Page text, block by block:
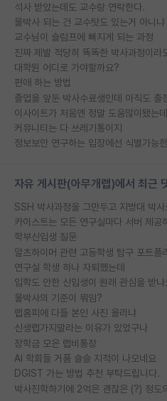
석사 받았는데도 교수랑 연락한다.
물박사 되는 건 교수탓도 있는거 아니냐
교수님이 슬럼프에 빠지게 되는 과정
대학원 어디로 가야할까요?
편애 하는 방법
졸업을 앞둔 박사수료생인데 아직도 출
이사이트가 처음엔 정말 도움많이됐는데
커뮤니티는 다 쓰레기통이지
자유 게시판(아무개랩)에서 최근
카이스트는 모든 연구실마다 서버 제공
학부신입생 질문
알츠하이머 관련 고등학생 탐구 포트폴
연구실 학생 하나 자퇴했는데
입학도 안한 신입생이 원래 관심을 받나
물박사의 기준이 뭐임?
랩홈피에 다들 본인 사진 올리냐
신생랩가지말라는 이유가 있었구나
장학금 모은 랩비통장
AI 학회들 거품 슬슬 지적이 나오네요
DGIST 가는 방법 추천 부탁드립니다.